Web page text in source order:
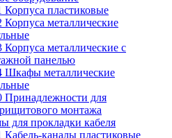
Корпуса пластиковые
Корпуса металлические
Корпуса металлические с
панелью
Шкафы металлические
Принадлежности для
монтажа
для прокладки кабеля
Кабель-каналы пластиковые